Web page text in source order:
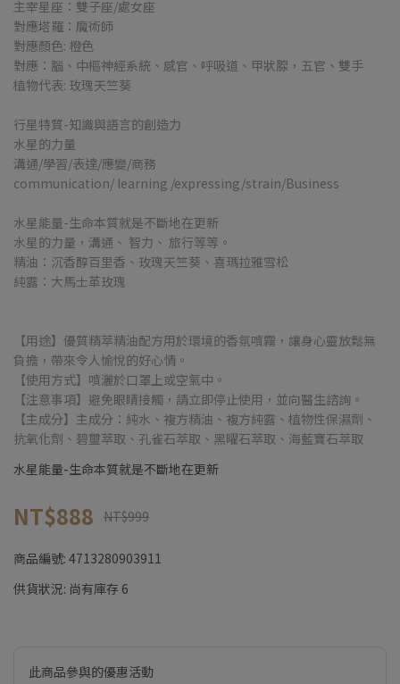
主宰星座：雙子座/處女座
對應塔羅：魔術師
對應顏色: 橙色
對應：腦、中樞神經系統、感官、呼吸道、甲狀腺，五官、雙手
植物代表: 玫瑰天竺葵
行星特質-知識與語言的創造力
水星的力量
溝通/學習/表達/應變/商務
communication/ learning /expressing/strain/Business
水星能量-生命本質就是不斷地在更新
水星的力量，溝通、 智力、 旅行等等。
精油：沉香醇百里香、玫瑰天竺葵、喜瑪拉雅雪松
純露：大馬士革玫瑰
【用途】優質精萃精油配方用於環境的香氛噴霧，讓身心靈放鬆無
負擔，帶來令人愉悅的好心情。
【使用方式】噴灑於口罩上或空氣中。
【注意事項】避免眼睛接觸，請立即停止使用，並向醫生諮詢。
【主成分】主成分：純水、複方精油、複方純露、植物性保濕劑、
抗氧化劑、碧璽萃取、孔雀石萃取、黑曜石萃取、海藍寶石萃取
水星能量-生命本質就是不斷地在更新
NT$888 NT$999
商品編號: 4713280903911
供貨狀況: 尚有庫存 6
此商品參與的優惠活動